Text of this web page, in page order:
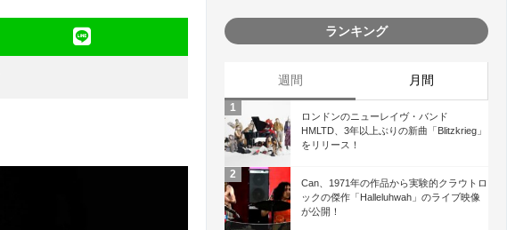
ランキング
週間 月間
ロンドンのニューレイヴ・バンド
HMLTD、3年以上ぶりの新曲「Blitzkrieg」
をリリース！
Can、1971年の作品から実験的クラウトロ
ックの傑作「Halleluhwah」のライブ映像
が公開！